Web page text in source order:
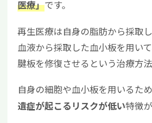
医療」です。
再生医療は自身の脂肪から採取し
血液から採取した血小板を用い
腱板を修復させるという治療方法
自身の細胞や血小板を用いるため
遺症が起こるリスクが低い特徴